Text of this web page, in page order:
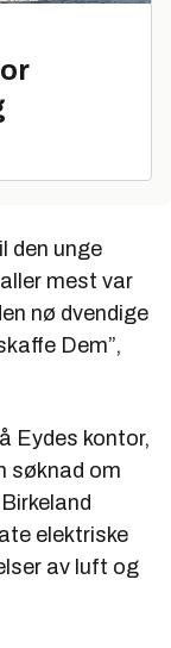
den unge
mest var
nø dvendige
Dem”,
Eydes kontor,
søknad om
elektriske
av luft og